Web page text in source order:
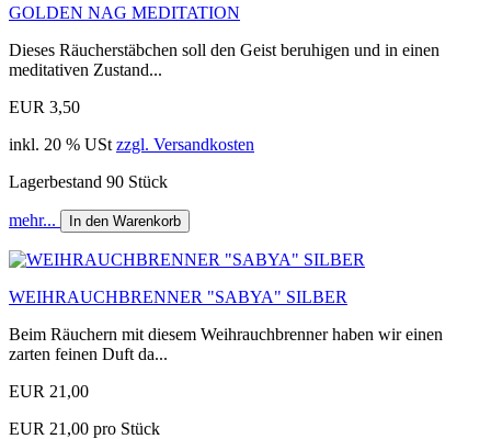
GOLDEN NAG MEDITATION
Dieses Räucherstäbchen soll den Geist beruhigen und in einen
meditativen Zustand...
EUR 3,50
inkl. 20 % USt zzgl. Versandkosten
Lagerbestand 90 Stück
mehr... In den Warenkorb
WEIHRAUCHBRENNER "SABYA" SILBER
Beim Räuchern mit diesem Weihrauchbrenner haben wir einen
zarten feinen Duft da...
EUR 21,00
EUR 21,00 pro Stück